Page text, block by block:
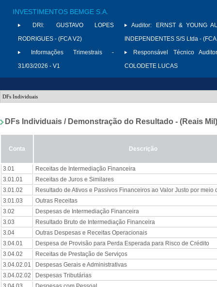
INVESTIMENTOS BEMGE S.A.
DRI:
GUSTAVO LOPES
RODRIGUES - (FCA V2)
Informações Trimestrais -
31/03/2026 - V1
Auditor:
ERNST & YOUNG
INDEPENDENTES S/S Ltda -
Responsável Técnico
COLODETE LUCAS